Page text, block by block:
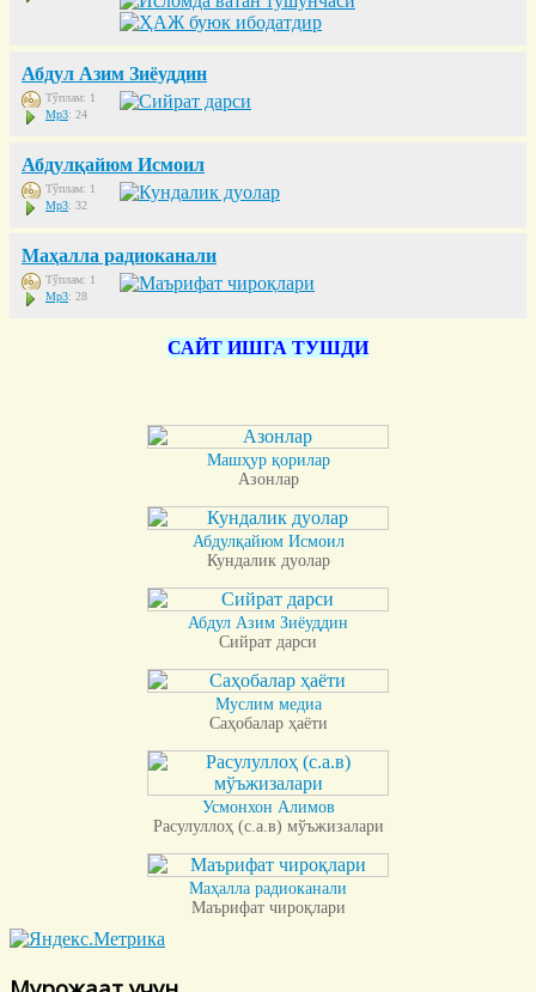
Абдул Азим Зиёуддин
Тўплам: 1
Mp3: 24
Абдулқайюм Исмоил
Тўплам: 1
Mp3: 32
Маҳалла радиоканали
Тўплам: 1
Mp3: 28
САЙТ ИШГА ТУШДИ
Машҳур қорилар
Азонлар
Абдулқайюм Исмоил
Кундалик дуолар
Абдул Азим Зиёуддин
Сийрат дарси
Муслим медиа
Саҳобалар ҳаёти
Усмонхон Алимов
Расулуллоҳ (с.а.в) мўъжизалари
Маҳалла радиоканали
Маърифат чироқлари